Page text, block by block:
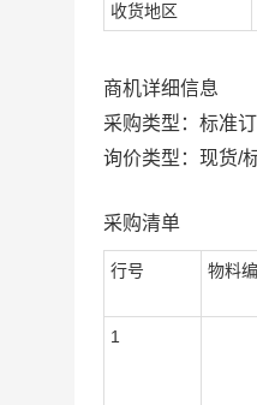
收货地区
商机详细信息
采购类型：标准
询价类型：现货/
采购清单
行号 物料
1